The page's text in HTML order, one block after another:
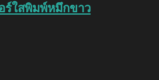
ร์ใสพิมพ์หมึกขาว